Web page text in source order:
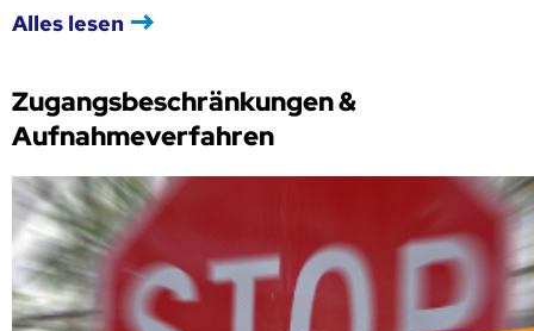
Alles lesen
Zugangsbeschränkungen &
Aufnahmeverfahren